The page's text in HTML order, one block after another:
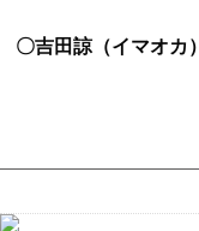
〇吉田諒（イマオカ）